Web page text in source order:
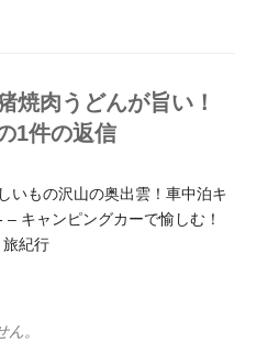
焼肉うどんが旨い！
1件の返信
いもの沢山の奥出雲！車中泊キ
– キャンピングカーで愉しむ！
紀行
。